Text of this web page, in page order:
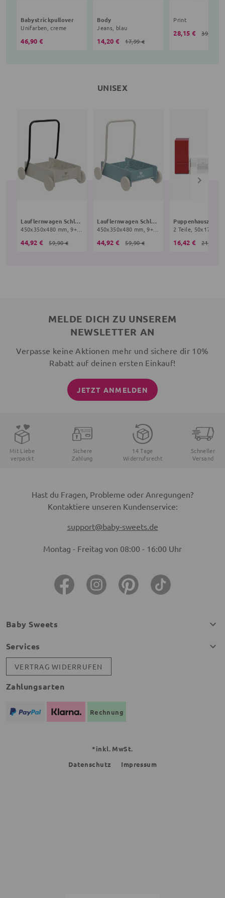
Babystrickpullover
Unifarben, creme
46,90 €
Body
Jeans, blau
14,20 € 17,99 €
Print
28,15 € 39,90 €
UNISEX
Lauflernwagen Schlafende Bären
44,92 € 59,90 €
Lauflernwagen Schlafende Bären
44,92 € 59,90 € 16,42 € 21,90 €
MELDE DICH ZU UNSEREM
NEWSLETTER AN
Verpasse keine Aktionen mehr und sichere dir 10%
Rabatt auf deinen ersten Einkauf!
JETZT ANMELDEN
Mit Liebe
verpackt
Sichere
Zahlung
14 Tage
Widerrufsrecht
Schneller
Versand
Hast du Fragen, Probleme oder Anregungen?
Kontaktiere unseren Kundenservice:
support@baby-sweets.de
Montag - Freitag von 08:00 - 16:00 Uhr
Baby Sweets
Services
VERTRAG WIDERRUFEN
Zahlungsarten
Rechnung
*inkl. MwSt.
Datenschutz
Impressum